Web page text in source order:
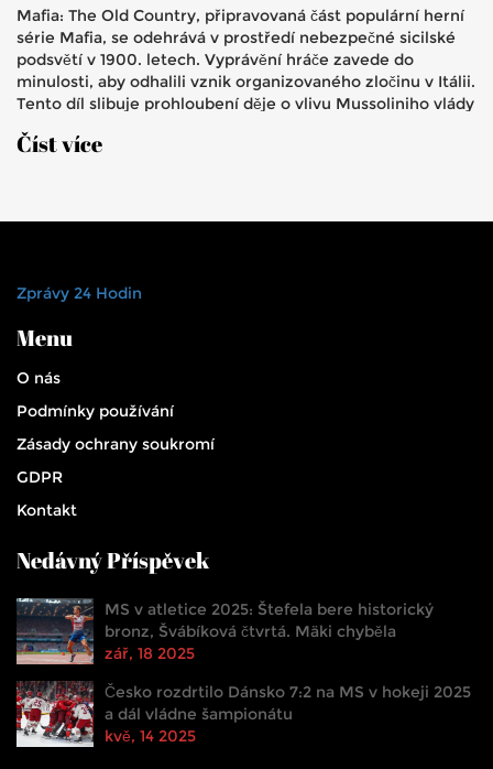
Mafia: The Old Country, připravovaná část populární herní
série Mafia, se odehrává v prostředí nebezpečné sicilské
podsvětí v 1900. letech. Vyprávění hráče zavede do
minulosti, aby odhalili vznik organizovaného zločinu v Itálii.
Tento díl slibuje prohloubení děje o vlivu Mussoliniho vlády
PS5, Xbox Series X|S a PC v roce 2025.
Číst více
Zprávy 24 Hodin
Menu
O nás
Podmínky používání
Zásady ochrany soukromí
GDPR
Kontakt
Nedávný Příspěvek
MS v atletice 2025: Štefela bere historický
bronz, Švábíková čtvrtá. Mäki chyběla
zář, 18 2025
Česko rozdrtilo Dánsko 7:2 na MS v hokeji 2025
a dál vládne šampionátu
kvě, 14 2025